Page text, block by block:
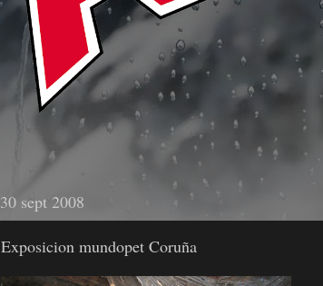
30 sept 2008
Exposicion mundopet Coruña